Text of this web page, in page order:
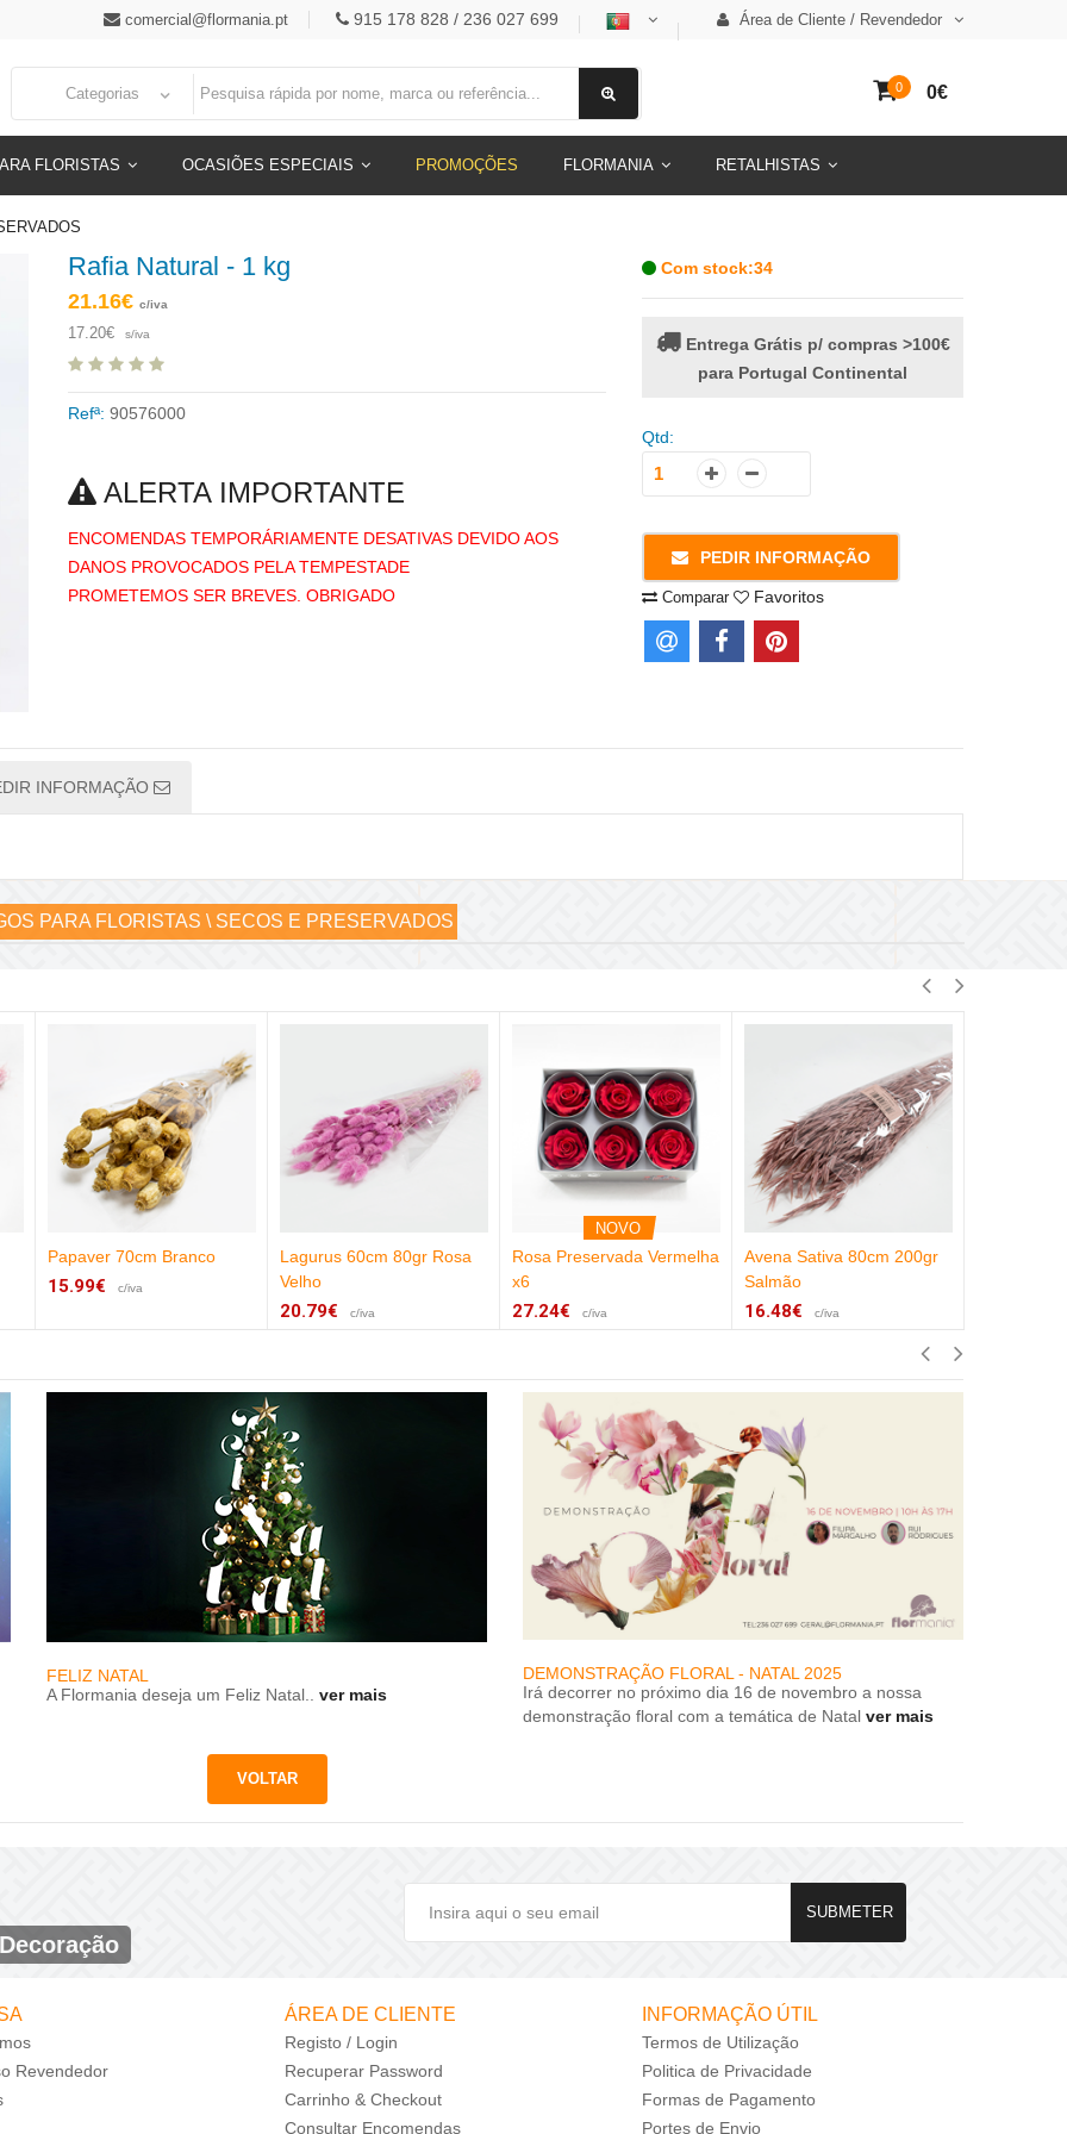
comercial@flormania.pt 915 178 828 / 236 027 699 Área de Cliente / Revendedor
Categorias
FLORISTAS OCASIÕES ESPECIAIS PROMOÇÕES FLORMANIA RETALHISTAS
0 0€
Rafia Natural - 1 kg
21.16€ c/iva
17.20€ s/iva
Refª: 90576000
ALERTA IMPORTANTE
ENCOMENDAS TEMPORÁRIAMENTE DESATIVAS DEVIDO AOS
DANOS PROVOCADOS PELA TEMPESTADE
PROMETEMOS SER BREVES. OBRIGADO
Com stock:34
Entrega Grátis p/ compras >100€
para Portugal Continental
Qtd:
PEDIR INFORMAÇÃO
Comparar Favoritos
INFORMAÇÃO
PARA FLORISTAS \ SECOS E PRESERVADOS
Papaver 70cm Branco
15.99€ c/iva
Lagurus 60cm 80gr Rosa
Velho
20.79€ c/iva
NOVO
Rosa Preservada Vermelha
x6
27.24€ c/iva
Avena Sativa 80cm 200gr
Salmão
16.48€ c/iva
FELIZ NATAL
A Flormania deseja um Feliz Natal..
ver mais
DEMONSTRAÇÃO FLORAL - NATAL 2025
Irá decorrer no próximo dia 16 de novembro a nossa
demonstração floral com a temática de Natal ver mais
SUBMETER
Revendedor
ÁREA DE CLIENTE
Registo / Login
Recuperar Password
Carrinho & Checkout
Consultar Encomendas
INFORMAÇÃO ÚTIL
Termos de Utilização
Politica de Privacidade
Formas de Pagamento
Portes de Envio